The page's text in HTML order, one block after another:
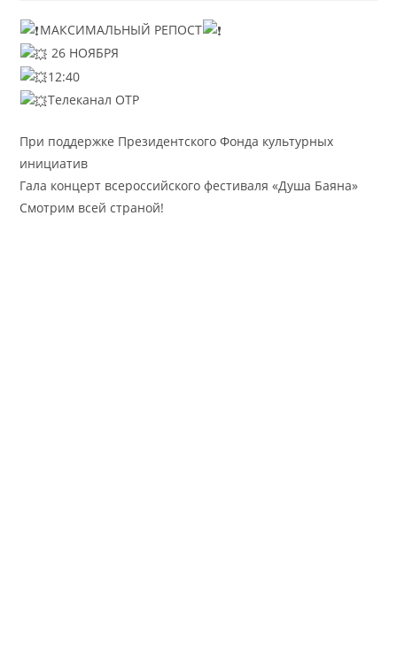
МАКСИМАЛЬНЫЙ РЕПОСТ
26 НОЯБРЯ
12:40
Телеканал ОТР
При поддержке Президентского Фонда культурных
инициатив
Гала концерт всероссийского фестиваля «Душа Баяна»
Смотрим всей страной!